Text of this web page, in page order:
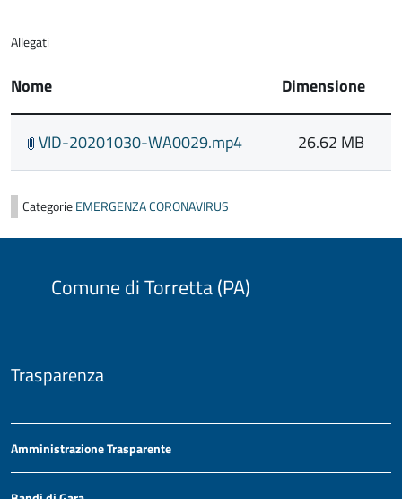
Allegati
Nome Dimensione
VID-20201030-WA0029.mp4 26.62 MB
CategorieEMERGENZA CORONAVIRUS
Comune di Torretta (PA)
Trasparenza
Amministrazione Trasparente